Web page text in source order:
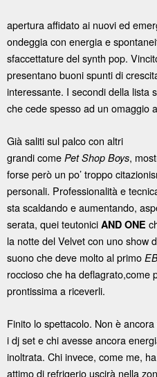
apertura affidato ai nuovi ed
ondeggia con energia e
sfaccettature del synth pop.
presentano buoni spunti di
interessante. I secondi della lista
che cede spesso ad un omaggio
Già saliti sul palco con altri
grandi come Pet Shop Boys,
forse però un po’ troppo
personali. Professionalità e
sta scaldando e aumentando,
serata, quei teutonici AND ONE
la notte del Velvet con uno show
suono che deve molto al primo
roccioso che ha deflagrato,come
prontissima a riceverli.
Finito lo spettacolo. Non è
i dj set e chi avesse ancora
inoltrata. Chi invece, come me,
attimo di refrigerio uscirà nella